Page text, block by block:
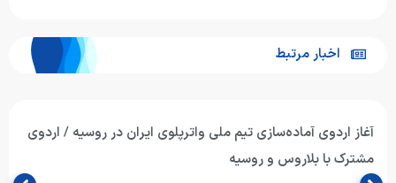
اخبار مرتبط
آغاز اردوی آماده‌سازی تیم ملی واترپلوی ایران در روسیه / اردوی
مشترک با بلاروس و روسیه